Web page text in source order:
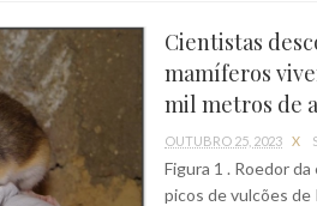
Cientistas
mamíferos
mil metros de
OUTUBRO 25, 2023 X
Figura 1 . Roedor
picos de vulcões de